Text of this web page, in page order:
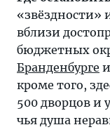
«звёздности»
вблизи
бюджетных
Бранденбурге и
кроме того,
500 дворцов и
чья душа